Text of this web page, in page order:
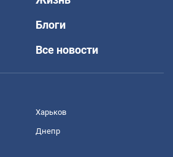
Блоги
Все новости
Харьков
Днепр